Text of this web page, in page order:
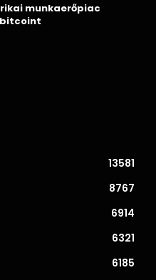
munkaerőpiac
13581
8767
6914
6321
6185